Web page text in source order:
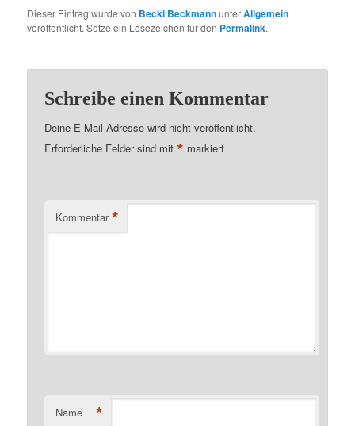
Dieser Eintrag wurde von Becki BeckmannunterAllgemein
veröffentlicht. Setze ein Lesezeichen für den Permalink.
Schreibe einen Kommentar
Deine E-Mail-Adresse wird nicht veröffentlicht.
Erforderliche Felder sind mit* markiert
Kommentar *
Name *